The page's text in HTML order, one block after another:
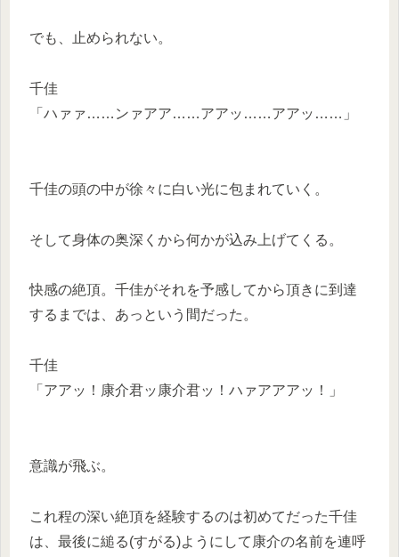
でも、止められない。
千佳
「ハァァ……ンァアア……アアッ……アアッ……」
千佳の頭の中が徐々に白い光に包まれていく。
そして身体の奥深くから何かが込み上げてくる。
快感の絶頂。千佳がそれを予感してから頂きに到達
するまでは、あっという間だった。
千佳
「アアッ！康介君ッ康介君ッ！ハァアアアッ！」
意識が飛ぶ。
これ程の深い絶頂を経験するのは初めてだった千佳
は、最後に縋る(すがる)ようにして康介の名前を連呼